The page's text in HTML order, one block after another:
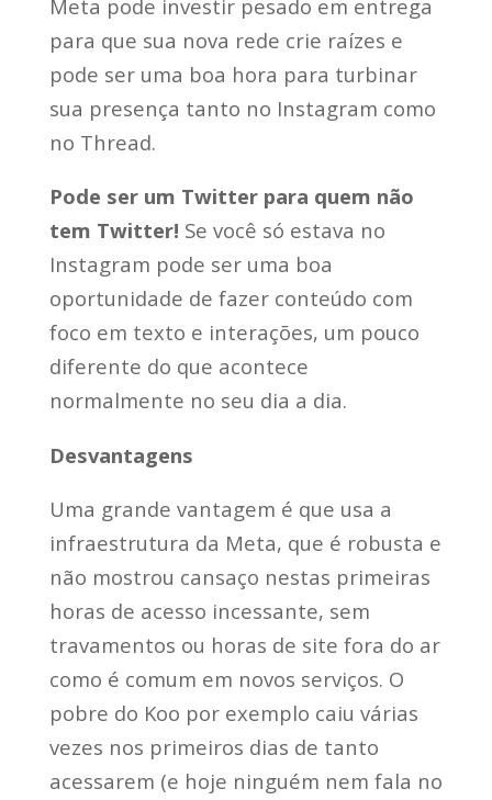
Meta pode investir pesado em entrega
para que sua nova rede crie raízes e
pode ser uma boa hora para turbinar
sua presença tanto no Instagram como
no Thread.
Pode ser um Twitter para quem não
tem Twitter! Se você só estava no
Instagram pode ser uma boa
oportunidade de fazer conteúdo com
foco em texto e interações, um pouco
diferente do que acontece
normalmente no seu dia a dia.
Desvantagens
Uma grande vantagem é que usa a
infraestrutura da Meta, que é robusta e
não mostrou cansaço nestas primeiras
horas de acesso incessante, sem
travamentos ou horas de site fora do ar
como é comum em novos serviços. O
pobre do Koo por exemplo caiu várias
vezes nos primeiros dias de tanto
acessarem (e hoje ninguém nem fala no